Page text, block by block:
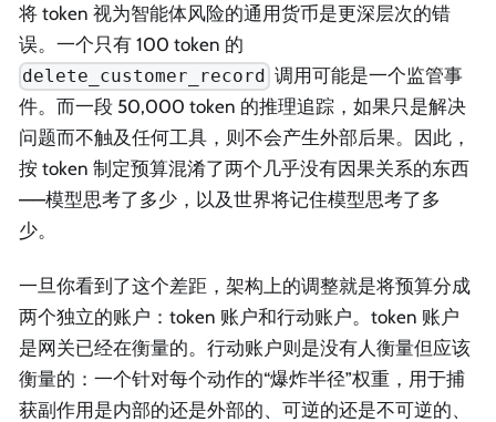
将 token 视为智能体风险的通用货币是更深层次的错
误。一个只有 100 token 的
delete_customer_record 调用可能是一个监管事
件。而一段 50,000 token 的推理追踪，如果只是解决
问题而不触及任何工具，则不会产生外部后果。因此，
按 token 制定预算混淆了两个几乎没有因果关系的东西
——模型思考了多少，以及世界将记住模型思考了多
少。
一旦你看到了这个差距，架构上的调整就是将预算分成
两个独立的账户：token 账户和行动账户。token 账户
是网关已经在衡量的。行动账户则是没有人衡量但应该
衡量的：一个针对每个动作的“爆炸半径”权重，用于捕
获副作用是内部的还是外部的、可逆的还是不可逆的、